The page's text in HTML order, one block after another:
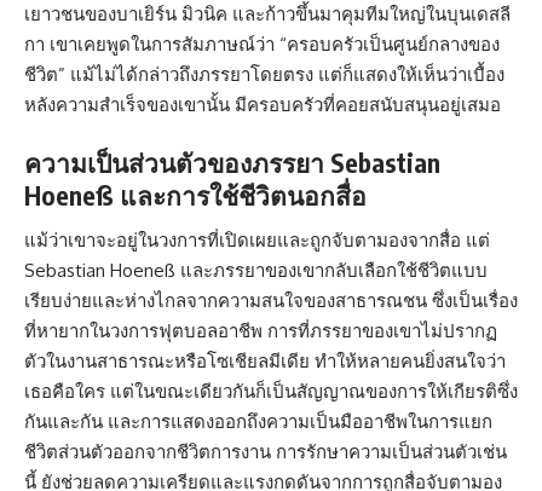
เยาวชนของบาเยิร์น มิวนิค และก้าวขึ้นมาคุมทีมใหญ่ในบุนเดสลี
กา เขาเคยพูดในการสัมภาษณ์ว่า “ครอบครัวเป็นศูนย์กลางของ
ชีวิต” แม้ไม่ได้กล่าวถึงภรรยาโดยตรง แต่ก็แสดงให้เห็นว่าเบื้อง
หลังความสำเร็จของเขานั้น มีครอบครัวที่คอยสนับสนุนอยู่เสมอ
ความเป็นส่วนตัวของภรรยา Sebastian
Hoeneß และการใช้ชีวิตนอกสื่อ
แม้ว่าเขาจะอยู่ในวงการที่เปิดเผยและถูกจับตามองจากสื่อ แต่
Sebastian Hoeneß และภรรยาของเขากลับเลือกใช้ชีวิตแบบ
เรียบง่ายและห่างไกลจากความสนใจของสาธารณชน ซึ่งเป็นเรื่อง
ที่หายากในวงการฟุตบอลอาชีพ การที่ภรรยาของเขาไม่ปรากฏ
ตัวในงานสาธารณะหรือโซเชียลมีเดีย ทำให้หลายคนยิ่งสนใจว่า
เธอคือใคร แต่ในขณะเดียวกันก็เป็นสัญญาณของการให้เกียรติซึ่ง
กันและกัน และการแสดงออกถึงความเป็นมืออาชีพในการแยก
ชีวิตส่วนตัวออกจากชีวิตการงาน การรักษาความเป็นส่วนตัวเช่น
นี้ ยังช่วยลดความเครียดและแรงกดดันจากการถูกสื่อจับตามอง